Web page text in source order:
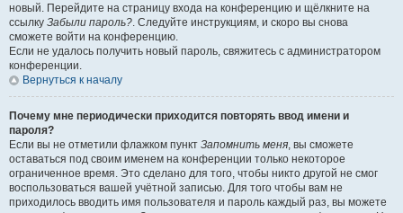
новый. Перейдите на страницу входа на конференцию и щёлкните на
ссылку Забыли пароль?. Следуйте инструкциям, и скоро вы снова
сможете войти на конференцию.
Если не удалось получить новый пароль, свяжитесь с администратором
конференции.
Вернуться к началу
Почему мне периодически приходится повторять ввод имени и
пароля?
Если вы не отметили флажком пункт Запомнить меня, вы сможете
оставаться под своим именем на конференции только некоторое
ограниченное время. Это сделано для того, чтобы никто другой не смог
воспользоваться вашей учётной записью. Для того чтобы вам не
приходилось вводить имя пользователя и пароль каждый раз, вы можете